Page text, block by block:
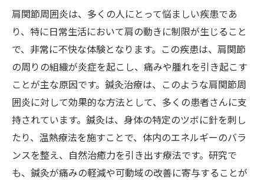
肩関節周囲炎は、多くの人にとって悩ましい疾患であ
り、特に日常生活において肩の動きに制限が生じること
で、非常に不快な体験となります。この疾患は、肩関節
の周りの組織が炎症を起こし、痛みや腫れを引き起こす
ことが主な原因です。鍼灸治療は、このような肩関節周
囲炎に対して効果的な方法として、多くの患者さんに支
持されています。鍼灸は、身体の特定のツボに針を刺し
たり、温熱療法を施すことで、体内のエネルギーのバラ
ンスを整え、自然治癒力を引き出す療法です。研究で
も、鍼灸が痛みの軽減や可動域の改善に寄与することが